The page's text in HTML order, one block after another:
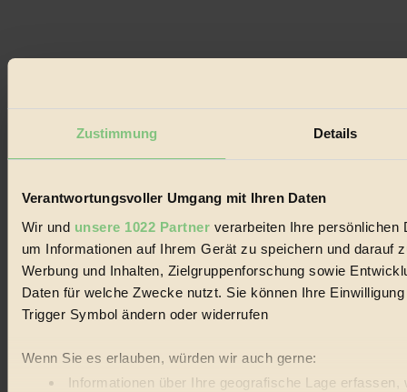
Zustimmung Details
Verantwortungsvoller Umgang mit Ihren Daten
Wir und unsere 1022 Partnerverarbeiten Ihre persönlichen
um Informationen auf Ihrem Gerät zu speichern und darauf
Werbung und Inhalten, Zielgruppenforschung sowie
Daten für welche Zwecke nutzt. Sie können Ihre
Trigger Symbol ändern oder widerrufen
Wenn Sie es erlauben, würden wir auch gerne:
Informationen über Ihre geografische Lage